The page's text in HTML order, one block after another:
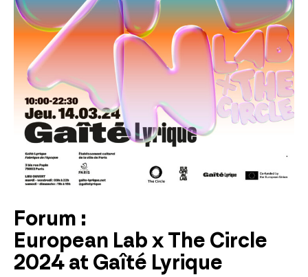
Forum :
European Lab x The Circle
2024 at Gaîté Lyrique